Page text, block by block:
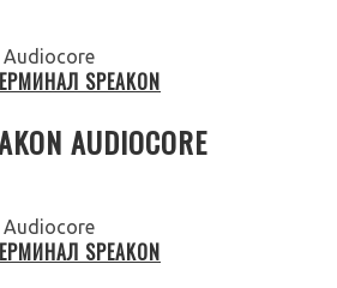
SPEAKON
AUDIOCORE
SPEAKON